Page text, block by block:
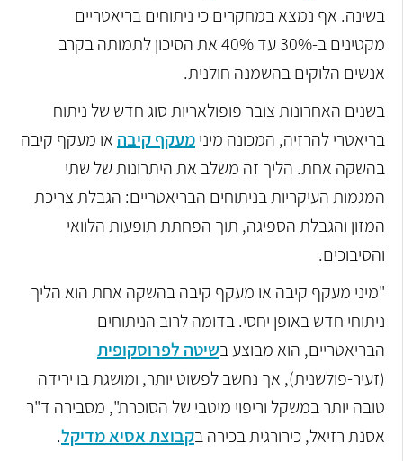
בשינה. אף נמצא במחקרים כי ניתוחים בריאטריים
מקטינים ב-30% עד 40% את הסיכון לתמותה בקרב
אנשים הלוקים בהשמנה חולנית.
בשנים האחרונות צובר פופולאריות סוג חדש של ניתוח
בריאטרי להרזיה, המכונה מינימעקף קיבה או מעקף קיבה
בהשקה אחת. הליך זה משלב את היתרונות של שתי
המגמות העיקריות בניתוחים הבריאטריים: הגבלת צריכת
המזון והגבלת הספיגה, תוך הפחתת תופעות הלוואי
והסיבוכים.
"מיני מעקף קיבה או מעקף קיבה בהשקה אחת הוא הליך
ניתוחי חדש באופן יחסי. בדומה לרוב הניתוחים
הבריאטריים, הוא מבוצע בשיטה לפרוסקופית
(זעיר-פולשנית), אך נחשב לפשוט יותר, ומושגת בו ירידה
טובה יותר במשקל וריפוי מיטבי של הסוכרת", מסבירה ד"ר
אסנת רזיאל, כירורגית בכירה בקבוצת אסיא מדיקל.